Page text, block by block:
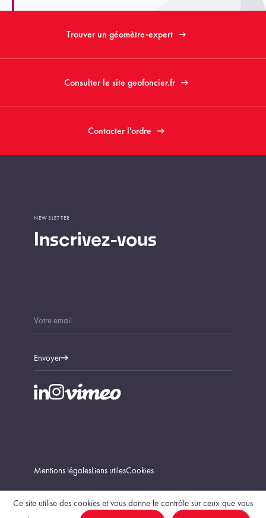
Trouver un géomètre-expert
Consulter le site geofoncier.fr
Contacter l'ordre
Inscrivez-vous
NEWSLETTER
Envoyer
Mentions légalesLiens utilesCookies
Ce site utilise des cookies et vous donne le contrôle sur ceux que vous